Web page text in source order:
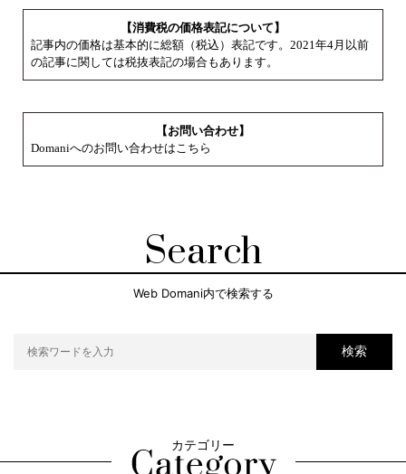
【消費税の価格表記について】
記事内の価格は基本的に総額（税込）表記です。2021年4月以前
の記事に関しては税抜表記の場合もあります。
【お問い合わせ】
Domaniへのお問い合わせはこちら
Search
Web Domani内で検索する
検索
カテゴリー